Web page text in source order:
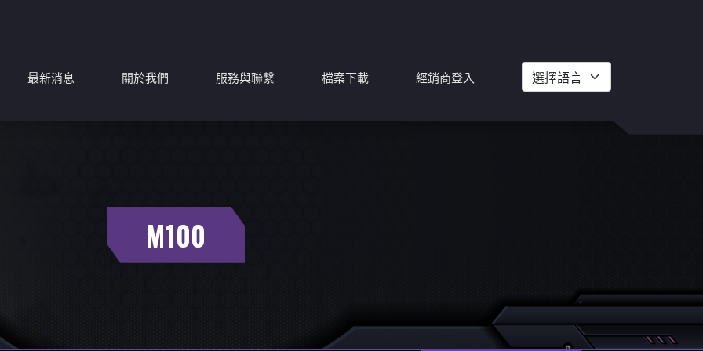
最新消息 關於我們 服務與聯繫 檔案下載 經銷商登入
M100